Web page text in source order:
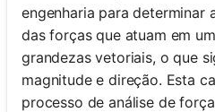
engenharia para determinar
das forças que atuam em
grandezas vetoriais, o que
magnitude e direção. Esta
processo de análise de